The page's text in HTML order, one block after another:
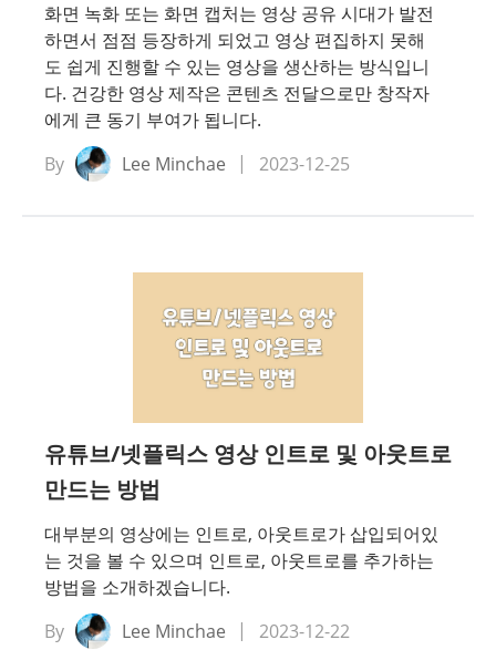
화면 녹화 또는 화면 캡처는 영상 공유 시대가 발전
하면서 점점 등장하게 되었고 영상 편집하지 못해
도 쉽게 진행할 수 있는 영상을 생산하는 방식입니
다. 건강한 영상 제작은 콘텐츠 전달으로만 창작자
에게 큰 동기 부여가 됩니다.
By
Lee Minchae 2023-12-25
유튜브/넷플릭스 영상 인트로 및 아웃트로
만드는 방법
대부분의 영상에는 인트로, 아웃트로가 삽입되어있
는 것을 볼 수 있으며 인트로, 아웃트로를 추가하는
방법을 소개하겠습니다.
By
Lee Minchae 2023-12-22